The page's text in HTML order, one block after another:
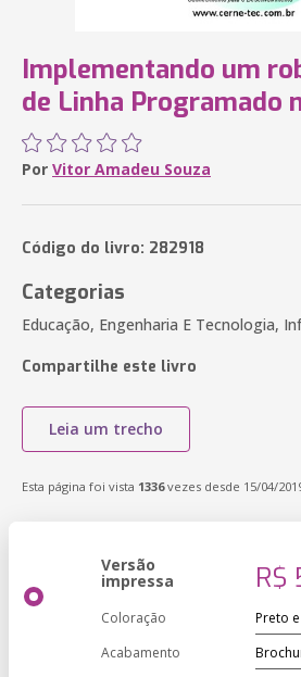
Implementando um
de Linha Programado
Por Vitor Amadeu Souza
Código do livro: 282918
Categorias
Educação, Engenharia E Tecnologia,
Compartilhe este livro
Leia um trecho
Esta página foi vista 1336vezes desde 15/04/
Versão
impressa R$
Coloração
Acabamento